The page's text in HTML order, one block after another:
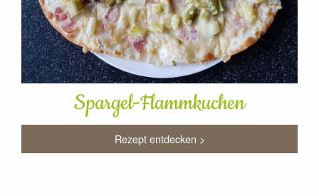
Spargel-Flammkuchen
Rezept entdecken >